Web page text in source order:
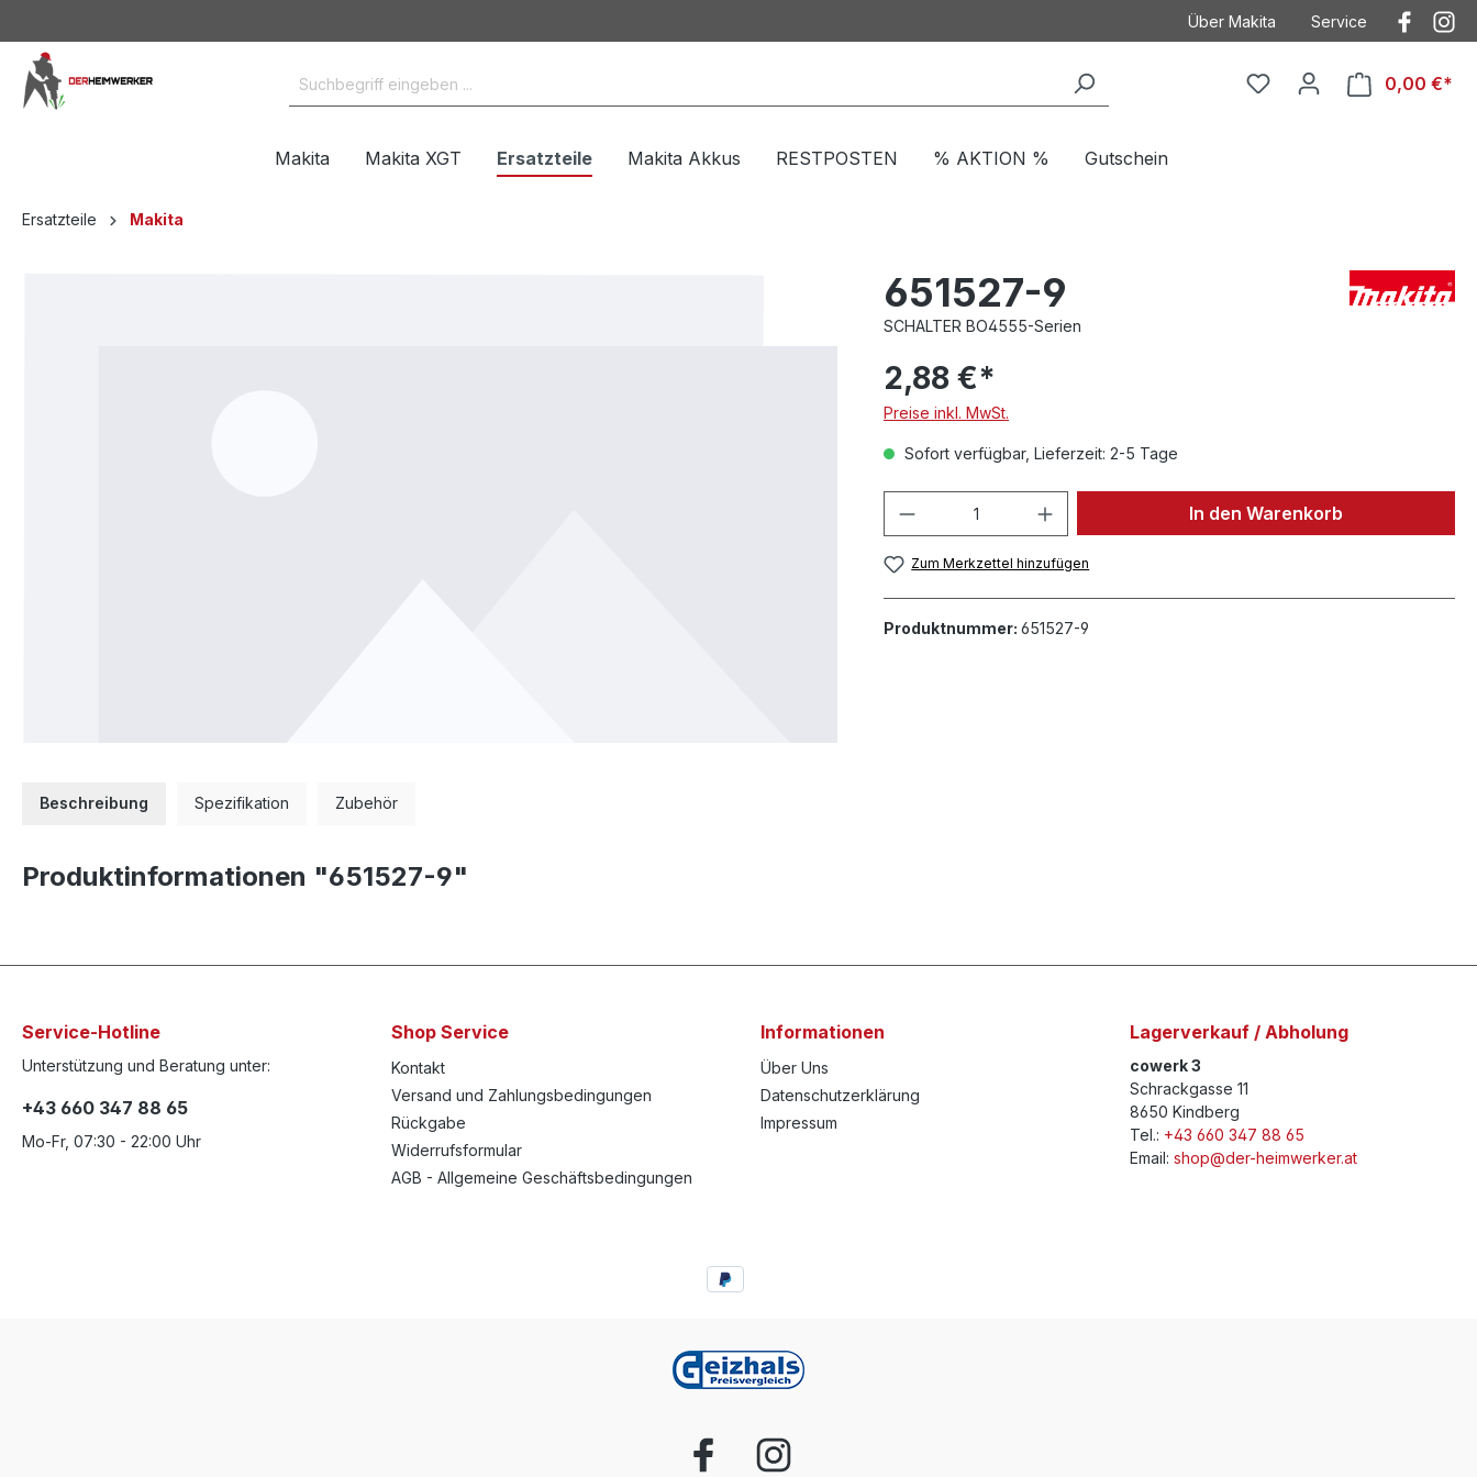
Über Makita Service
Kontakt mit Makita
0,00 €*
Makita Makita XGT Ersatzteile Makita Akkus RESTPOSTEN % AKTION % Gutschein
Ersatzteile Makita
651527-9
SCHALTER BO4555-Serien
2,88 €*
Preise inkl. MwSt.
Sofort verfügbar, Lieferzeit: 2-5 Tage
In den Warenkorb
Zum Merkzettel hinzufügen
Produktnummer: 651527-9
Beschreibung Spezifikation Zubehör
Produktinformationen "651527-9"
Service-Hotline
Unterstützung und Beratung unter:
+43 660 347 88 65
Mo-Fr, 07:30 - 22:00 Uhr
Shop Service
Kontakt
Versand und Zahlungsbedingungen
Rückgabe
Widerrufsformular
AGB - Allgemeine Geschäftsbedingungen
Informationen
Über Uns
Datenschutzerklärung
Impressum
Lagerverkauf / Abholung
cowerk 3
Schrackgasse 11
8650 Kindberg
Tel.: +43 660 347 88 65
Email: shop@der-heimwerker.at